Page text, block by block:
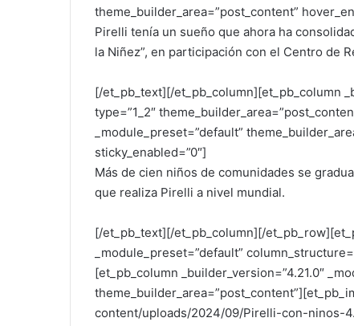
theme_builder_area=”post_content”
Pirelli tenía un sueño que ahora ha
la Niñez”, en participación con el Centro de
[/et_pb_text][/et_pb_column][et_pb_column
type=”1_2″
_module_preset=”default”
sticky_enabled=”0″]
Más de cien niños de comunidades se
que realiza Pirelli a nivel mundial.
[/et_pb_text][/et_pb_column][/
_module_preset=”default”
[et_pb_column _builder_version=”4.21.0″
content/uploads/2024/09/Pirelli-con-ninos-